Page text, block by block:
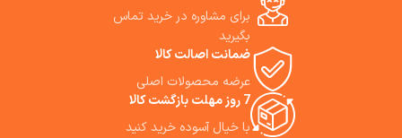
برای مشاوره در خرید تماس
بگیرید
ضمانت اصالت کالا
عرضه محصولات اصلی
7 روز مهلت بازگشت کالا
با خیال آسوده خرید کنید